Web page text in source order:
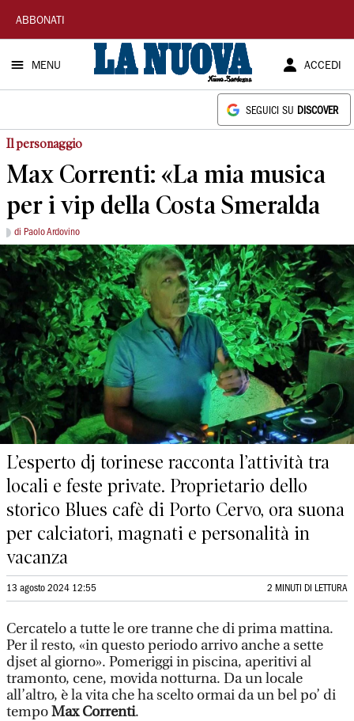
La
Nuova
Sardegna
ABBONATI
MENU ACCEDI
SEGUICI SU DISCOVER
Il personaggio
Max Correnti: «La mia musica
per i vip della Costa Smeralda
di Paolo Ardovino
L’esperto dj torinese racconta l’attività tra
locali e feste private. Proprietario dello
storico Blues cafè di Porto Cervo, ora suona
per calciatori, magnati e personalità in
vacanza
13 agosto 2024 12:55 2 MINUTI DI LETTURA
Cercatelo a tutte le ore tranne che di prima mattina.
Per il resto, «in questo periodo arrivo anche a sette
djset al giorno». Pomeriggi in piscina, aperitivi al
tramonto, cene, movida notturna. Da un locale
all’altro, è la vita che ha scelto ormai da un bel po’ di
tempoMax Correnti.